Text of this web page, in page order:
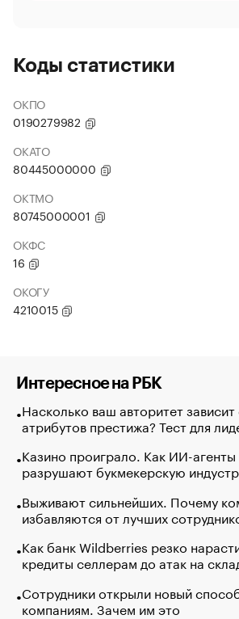
Коды статистики
ОКПО
0190279982
ОКАТО
80445000000
ОКТМО
80745000001
ОКФС
16
ОКОГУ
4210015
Интересное на РБК
Насколько ваш авторитет зависит
атрибутов престижа? Тест для
Казино проиграло. Как ИИ-агенты
разрушают букмекерскую
Выживают сильнейших. Почему
избавляются от лучших
Как банк Wildberries резко
кредиты селлерам до атак на
Сотрудники открыли новый
компаниям. Зачем им это